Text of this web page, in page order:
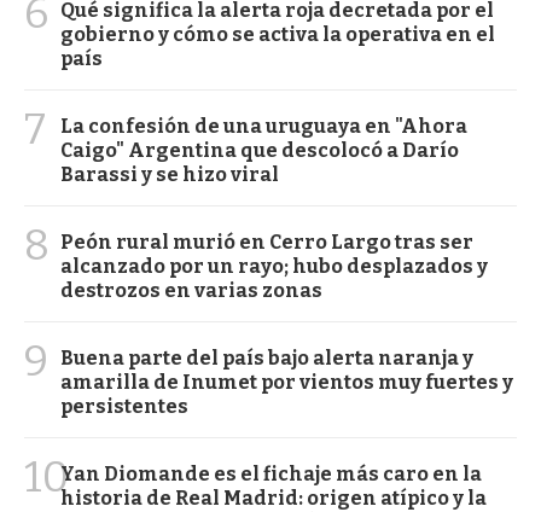
6
Qué significa la alerta roja decretada por el
gobierno y cómo se activa la operativa en el
país
7
La confesión de una uruguaya en "Ahora
Caigo" Argentina que descolocó a Darío
Barassi y se hizo viral
8
Peón rural murió en Cerro Largo tras ser
alcanzado por un rayo; hubo desplazados y
destrozos en varias zonas
9
Buena parte del país bajo alerta naranja y
amarilla de Inumet por vientos muy fuertes y
persistentes
10Yan Diomande es el fichaje más caro en la
historia de Real Madrid: origen atípico y la